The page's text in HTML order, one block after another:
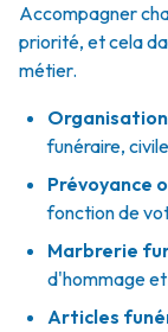
Accompagner
priorité, et cela
métier.
funéraire,
Prévoyance
fonction de
Marbrerie
d'hommage
Articles